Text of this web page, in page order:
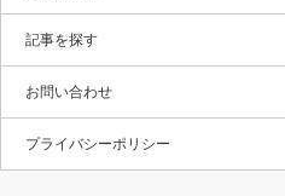
記事を探す
お問い合わせ
プライバシーポリシー